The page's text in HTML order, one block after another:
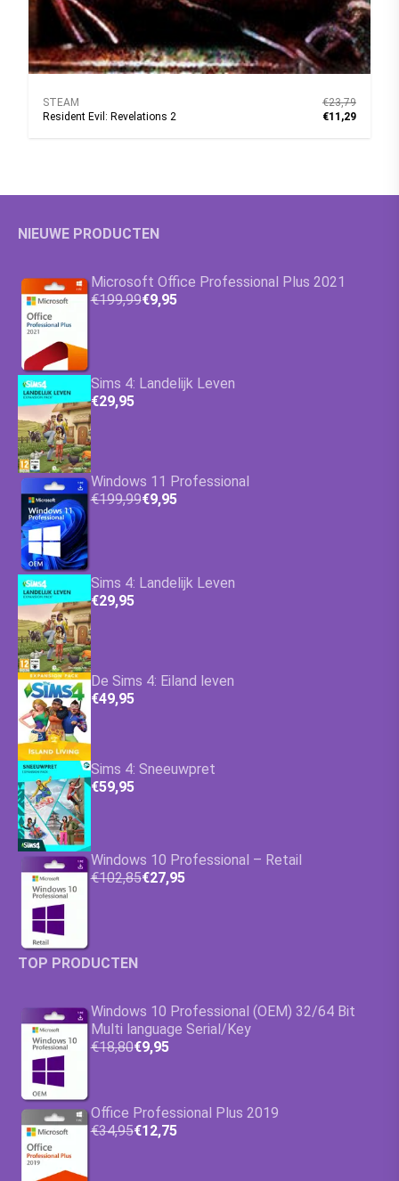
STEAM
Resident Evil: Revelations 2
€23,79
€11,29
NIEUWE PRODUCTEN
Microsoft Office Professional Plus 2021
€199,99€9,95
Sims 4: Landelijk Leven
€29,95
Windows 11 Professional
€199,99€9,95
Sims 4: Landelijk Leven
€29,95
De Sims 4: Eiland leven
€49,95
Sims 4: Sneeuwpret
€59,95
Windows 10 Professional – Retail
€102,85€27,95
TOP PRODUCTEN
Windows 10 Professional (OEM) 32/64 Bit
Multi language Serial/Key
€18,80€9,95
Office Professional Plus 2019
€34,95€12,75